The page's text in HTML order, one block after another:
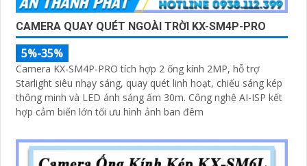
CAMERA QUAY QUÉT NGOÀI TRỜI KX-SM4P-PRO
5%-35%
Camera KX-SM4P-PRO tích hợp 2 ống kính 2MP, hỗ trợ
Starlight siêu nhạy sáng, quay quét linh hoạt, chiếu sáng kép
thông minh và LED ánh sáng ấm 30m. Công nghệ AI-ISP kết
hợp cảm biến lớn tối ưu hình ảnh ban đêm